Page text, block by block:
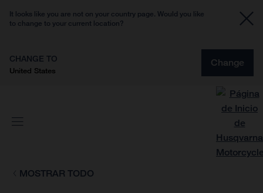
It looks like you are not on your country page. Would you like
to change to your current location?
CHANGE TO
United States
Change
MOSTRAR TODO